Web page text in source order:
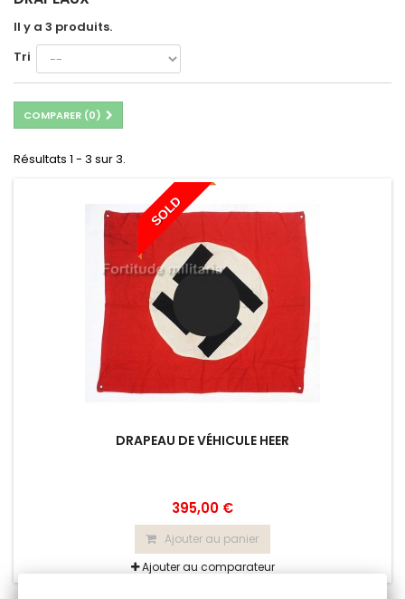
Il y a 3 produits.
Tri
COMPARER (0)
Résultats 1 - 3 sur 3.
SOLD
DRAPEAU DE VÉHICULE HEER
395,00 €
Ajouter au panier
Ajouter au comparateur